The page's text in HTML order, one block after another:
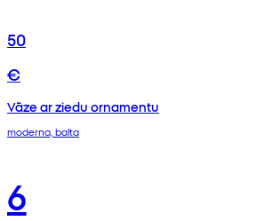
50
€
Vāze ar ziedu ornamentu
moderna, balta
6